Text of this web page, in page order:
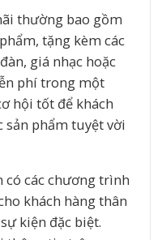
thường bao gồm
tặng kèm các
giá nhạc hoặc
phí trong một
hội tốt để khách
sản phẩm tuyệt vời
có các chương trình
khách hàng thân
kiện đặc biệt.